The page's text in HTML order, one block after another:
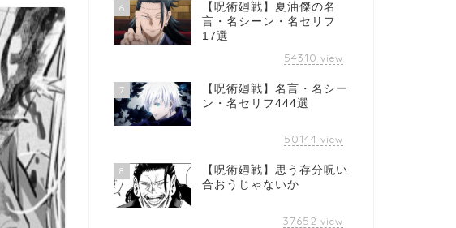
6
【呪術廻戦】夏油傑の名
言・名シーン・名セリフ
17選
54310 view
7
【呪術廻戦】名言・名シー
ン・名セリフ444選
50144 view
8
【呪術廻戦】思う存分呪い
合おうじゃないか
37652 view